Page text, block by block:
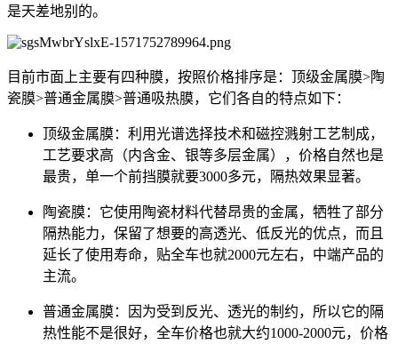
是天差地别的。
目前市面上主要有四种膜，按照价格排序是：顶级金属膜>陶
瓷膜>普通金属膜>普通吸热膜，它们各自的特点如下：
顶级金属膜：利用光谱选择技术和磁控溅射工艺制成，
工艺要求高（内含金、银等多层金属），价格自然也是
最贵，单一个前挡膜就要3000多元，隔热效果显著。
陶瓷膜：它使用陶瓷材料代替昂贵的金属，牺牲了部分
隔热能力，保留了想要的高透光、低反光的优点，而且
延长了使用寿命，贴全车也就2000元左右，中端产品的
主流。
普通金属膜：因为受到反光、透光的制约，所以它的隔
热性能不是很好，全车价格也就大约1000-2000元，价格